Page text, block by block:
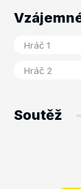
Soutěž